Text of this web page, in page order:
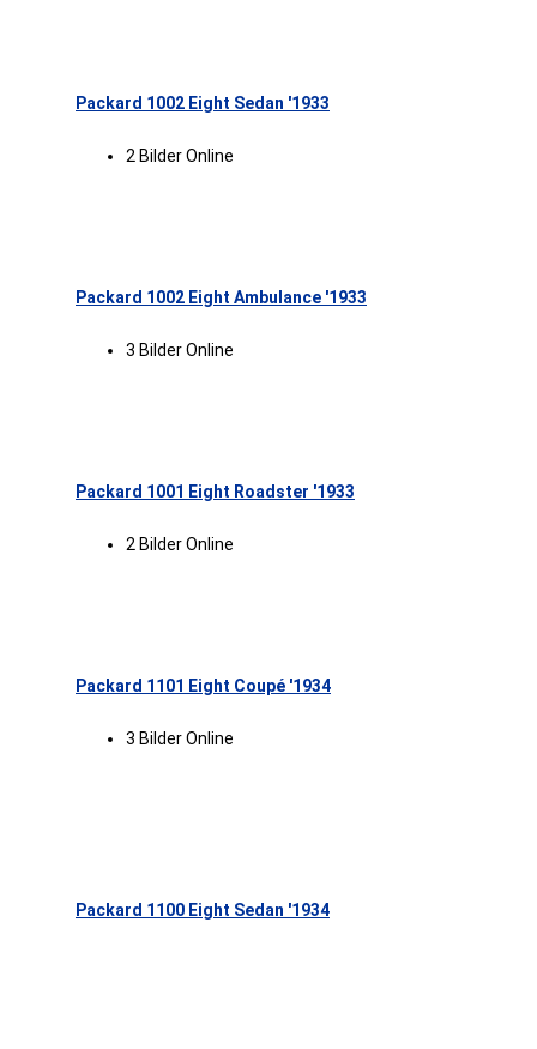
Packard 1002 Eight Sedan '1933
2 Bilder Online
Packard 1002 Eight Ambulance '1933
3 Bilder Online
Packard 1001 Eight Roadster '1933
2 Bilder Online
Packard 1101 Eight Coupé '1934
3 Bilder Online
Packard 1100 Eight Sedan '1934